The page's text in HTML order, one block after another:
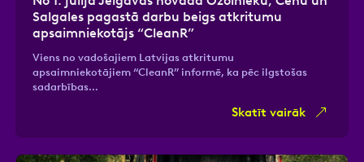
Salgales pagastā darbu beigs atkritumu
apsaimniekotājs “CleanR”
Viens no vadošajiem Latvijas atkritumu
apsaimniekotājiem “CleanR” informē, ka pēc ilgstošas
sadarbības…
Skatīt vairāk